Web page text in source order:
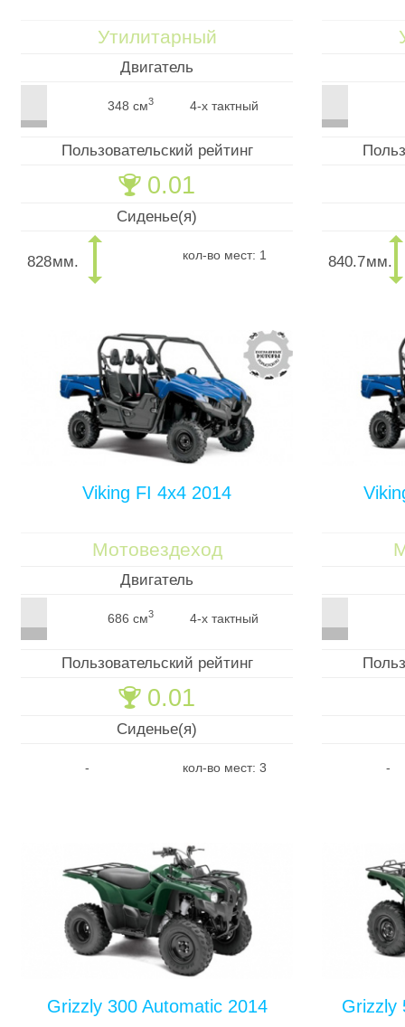
Утилитарный
Двигатель
348 см3 4-х тактный
Пользовательский рейтинг
🏆 0.01
Сиденье(я)
828мм. кол-во мест: 1 840.7мм.
Viking FI 4x4 2014
Мотовездеход
Двигатель
686 см3 4-х тактный
Пользовательский рейтинг
🏆 0.01
Сиденье(я)
- кол-во мест: 3 -
Grizzly 300 Automatic 2014 Grizzly